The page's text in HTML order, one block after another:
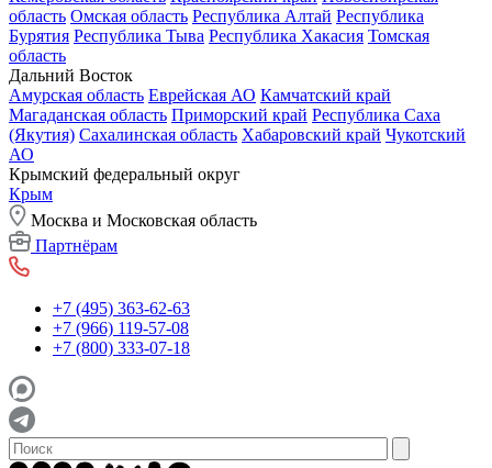
область Омская область Республика Алтай Республика
Бурятия Республика Тыва Республика Хакасия Томская
область
Дальний Восток
Амурская область Еврейская АО Камчатский край
Магаданская область Приморский край Республика Саха
(Якутия) Сахалинская область Хабаровский край Чукотский
АО
Крымский федеральный округ
Крым
Москва и Московская область
Партнёрам
+7 (495) 363-62-63
+7 (966) 119-57-08
+7 (800) 333-07-18